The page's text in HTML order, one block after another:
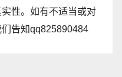
性。如有不适当或对
告知qq825890484